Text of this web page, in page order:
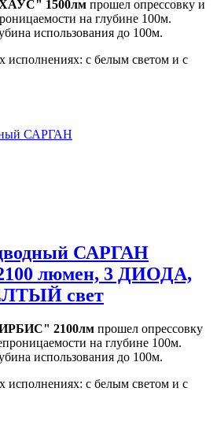
1500лм прошел опрессовку и
на глубине 100м.
использования до 100м.
исполнениях: с белым светом и с
САРГАН
люмен, 3 ДИОДА,
свет
2100лм прошел опрессовку
на глубине 100м.
использования до 100м.
исполнениях: с белым светом и с